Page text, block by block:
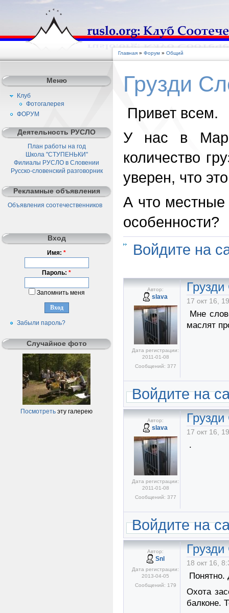
Главная » Форум » Общий
Грузди
Привет всем.
У нас в
количество
уверен, что
А что местные
особенности?
Войдите на
Автор:
slava
Дата регистрации:
2011-01-08
Сообщений: 377
17 окт 16,
Мне
маслят
Войдите на
Автор:
slava
Дата регистрации:
2011-01-08
Сообщений: 377
17 окт 16,
.
Войдите на
Автор:
Snl
Дата регистрации:
2013-04-05
Сообщений: 179
18 окт 16,
Понятно.
Охота
балконе.
Меню
Клуб
Фотогалерея
ФОРУМ
Деятельность РУСЛО
План работы на год
Школа "СТУПЕНЬКИ"
Филиалы РУСЛО в Словении
Русско-словенский разговорник
Рекламные объявления
Объявления соотечественников
Вход
Имя: *
Пароль: *
Запомнить меня
Забыли пароль?
Случайное фото
Посмотреть эту галерею